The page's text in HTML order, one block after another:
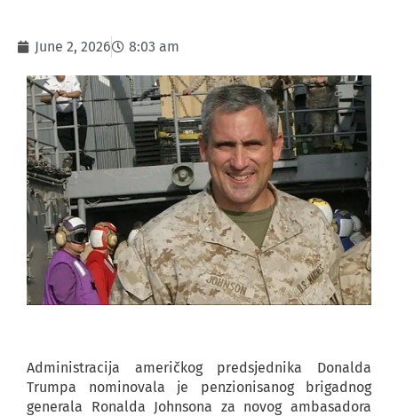
June 2, 2026 8:03 am
Administracija američkog predsjednika Donalda
Trumpa nominovala je penzionisanog brigadnog
generala Ronalda Johnsona za novog ambasadora